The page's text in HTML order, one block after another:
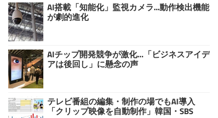
AI搭載「知能化」監視カメラ...動作検出機能
が劇的進化
AIチップ開発競争が激化…「ビジネスアイデ
アは後回し」に懸念の声
テレビ番組の編集・制作の場でもAI導入
「クリップ映像を自動制作」韓国・SBS